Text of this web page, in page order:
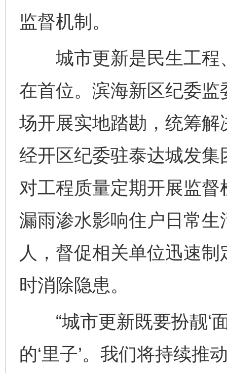
监督机制。
城市更新是民生工程
在首位。滨海新区纪委
场开展实地踏勘，统筹
经开区纪委驻泰达城发
对工程质量定期开展监
漏雨渗水影响住户日常
人，督促相关单位迅速
时消除隐患。
“城市更新既要扮靓‘面
的‘里子’。我们将持续推